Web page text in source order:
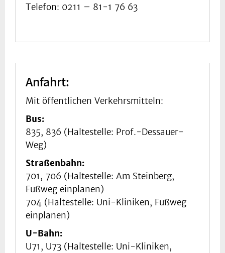
Telefon: 0211 – 81-1 76 63
Anfahrt:
Mit öffentlichen Verkehrsmitteln:
Bus:
835, 836 (Haltestelle: Prof.-Dessauer-
Weg)
Straßenbahn:
701, 706 (Haltestelle: Am Steinberg,
Fußweg einplanen)
704 (Haltestelle: Uni-Kliniken, Fußweg
einplanen)
U-Bahn:
U71, U73 (Haltestelle: Uni-Kliniken,